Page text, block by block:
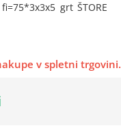
fi=75*3x3x5 grt ŠTORE
v spletni trgovini.